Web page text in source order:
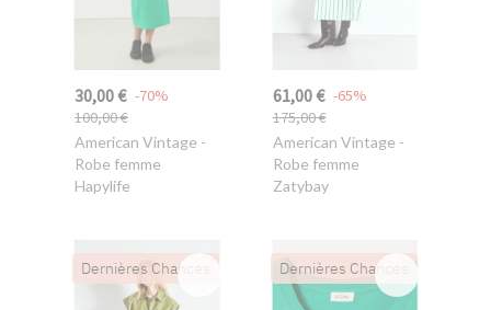
30,00 €
100,00 €
-70%
American Vintage -
Robe femme
Hapylife
61,00 €
175,00 €
-65%
American Vintage -
Robe femme
Zatybay
Dernières Chances Dernières Chances